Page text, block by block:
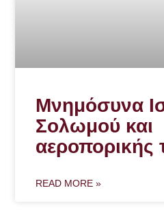
Μνημόσυνα
Σολωμού και
αεροπορικής
READ MORE »